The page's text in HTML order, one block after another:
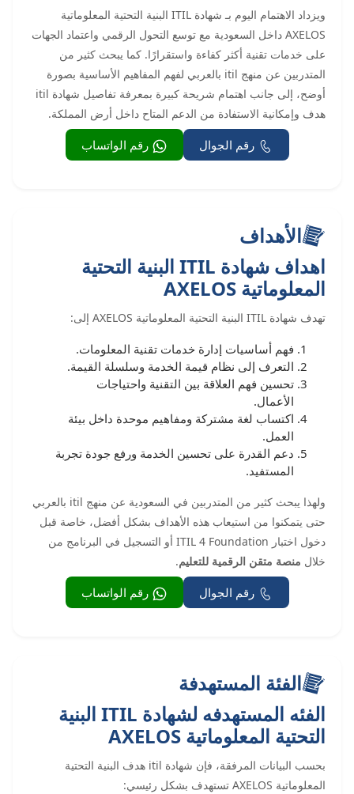
ويزداد الاهتمام اليوم بـ شهادة ITIL البنية التحتية المعلوماتية
AXELOS داخل السعودية مع توسع التحول الرقمي واعتماد الجهات
على خدمات تقنية أكثر كفاءة واستقرارًا. كما يبحث كثير من
المتدربين عن منهج itil بالعربي لفهم المفاهيم الأساسية بصورة
أوضح، إلى جانب اهتمام شريحة كبيرة بمعرفة تفاصيل شهادة itil
هدف وإمكانية الاستفادة من الدعم المتاح داخل أرض المملكة.
رقم الجوال رقم الواتساب
الأهداف
اهداف شهادة ITIL البنية التحتية
المعلوماتية AXELOS
تهدف شهادة ITIL البنية التحتية المعلوماتية AXELOS إلى:
فهم أساسيات إدارة خدمات تقنية المعلومات.
التعرف إلى نظام قيمة الخدمة وسلسلة القيمة.
تحسين فهم العلاقة بين التقنية واحتياجات
الأعمال.
اكتساب لغة مشتركة ومفاهيم موحدة داخل بيئة
العمل.
دعم القدرة على تحسين الخدمة ورفع جودة تجربة
المستفيد.
ولهذا يبحث كثير من المتدربين في السعودية عن منهج itil بالعربي
حتى يتمكنوا من استيعاب هذه الأهداف بشكل أفضل، خاصة قبل
دخول اختبار ITIL 4 Foundation أو التسجيل في البرنامج من
خلال منصة متقن الرقمية للتعليم.
رقم الجوال رقم الواتساب
الفئة المستهدفة
الفئه المستهدفه لشهادة ITIL البنية
التحتية المعلوماتية AXELOS
بحسب البيانات المرفقة، فإن شهادة itil هدف البنية التحتية
المعلوماتية AXELOS تستهدف بشكل رئيسي: